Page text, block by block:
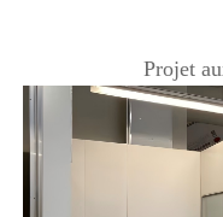
Projet